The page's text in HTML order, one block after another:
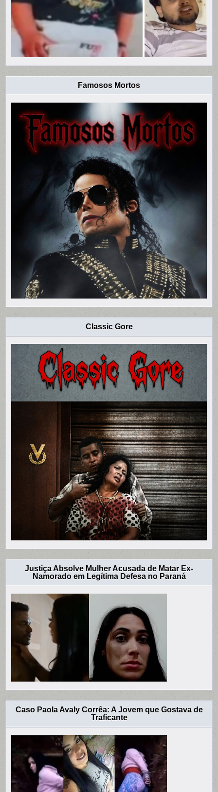
Famosos Mortos
Classic Gore
Justiça Absolve Mulher Acusada de Matar Ex-
Namorado em Legítima Defesa no Paraná
Caso Paola Avaly Corrêa: A Jovem que Gostava de
Traficante